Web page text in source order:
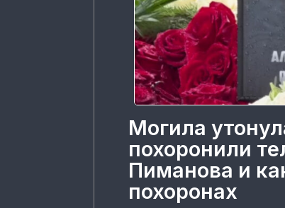
Могила
похоронили
Пиманова и
похоронах